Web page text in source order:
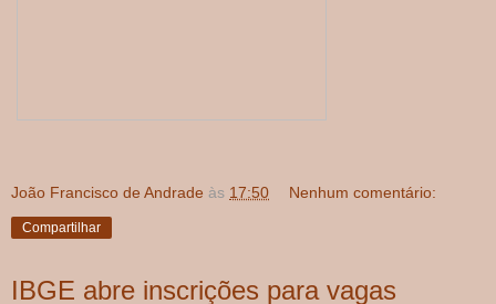
João Francisco de Andrade às 17:50 Nenhum comentário:
Compartilhar
IBGE abre inscrições para vagas